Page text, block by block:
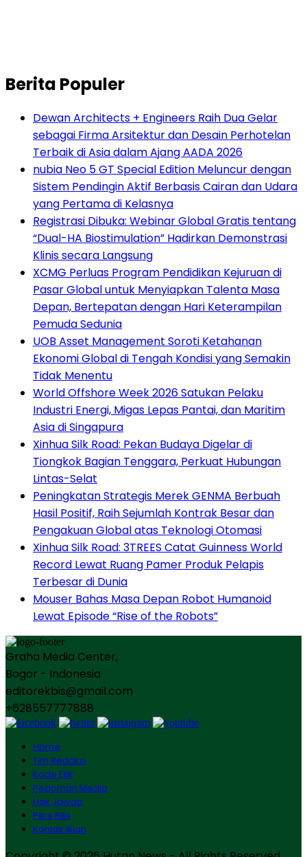
Berita Populer
Dewan Architects + Engineers Raih Dua Gelar
sebagai Firma Arsitektur dan Desain Perhotelan
Terbaik di Asia dalam Ajang AADA 2026
nubia Neo 5 GT Special Edition Meluncur dengan
Sistem Pendingin Aktif Berbasis Cairan dan Udara
yang Pertama di Kelasnya
Registrasi Dibuka: Webinar Global Gratis tentang
“Dual-HA Biostimulation” Hadirkan Demonstrasi
Klinis secara Langsung
XCMG Perluas Program Pendidikan Kejuruan di
Pasar Global untuk Menyiapkan Talenta Masa
Depan, Bertepatan dengan Hari Keterampilan
Pemuda Sedunia
UOB Asset Management Soroti Ketahanan
Ekonomi Global di Tengah Kondisi yang Semakin
Tidak Menentu
World Offshore Week 2026 Satukan Pelaku
Industri Energi, Migas Lepas Pantai, dan Maritim
Asia di Singapura
Xinhua Silk Road: Pekan Budaya Digelar di
Tiongkok Bagian Tenggara, Perkuat Hubungan
Lintas-Selat
Peningkatan Strategis Merek GENMA Berbuah
Hasil Positif, Raih Sejumlah Kontrak Besar dan
Pengakuan Global atas Teknologi Otomasi
Xinhua Silk Road: 3TREES Catat Guinness World
Record Lewat Ruang Pamer Produk Pelapis
Terbesar di Dunia
Mouser Bahas Masa Depan Robot Humanoid
Lewat Episode “Rise of the Robots”
Graha Media Center,
Bogor - Indonesia
editorekbis@gmail.com
+628557777888
Home
Tim Redaksi
Kode Etik
Pedoman Media
Hak Jawab
Pers Rilis
Kontak Iklan